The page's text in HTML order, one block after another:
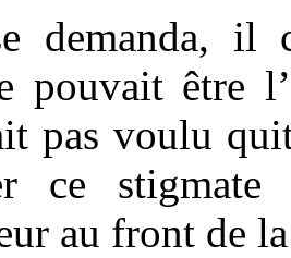
demanda, il
pouvait être
pas voulu
ce
au front de